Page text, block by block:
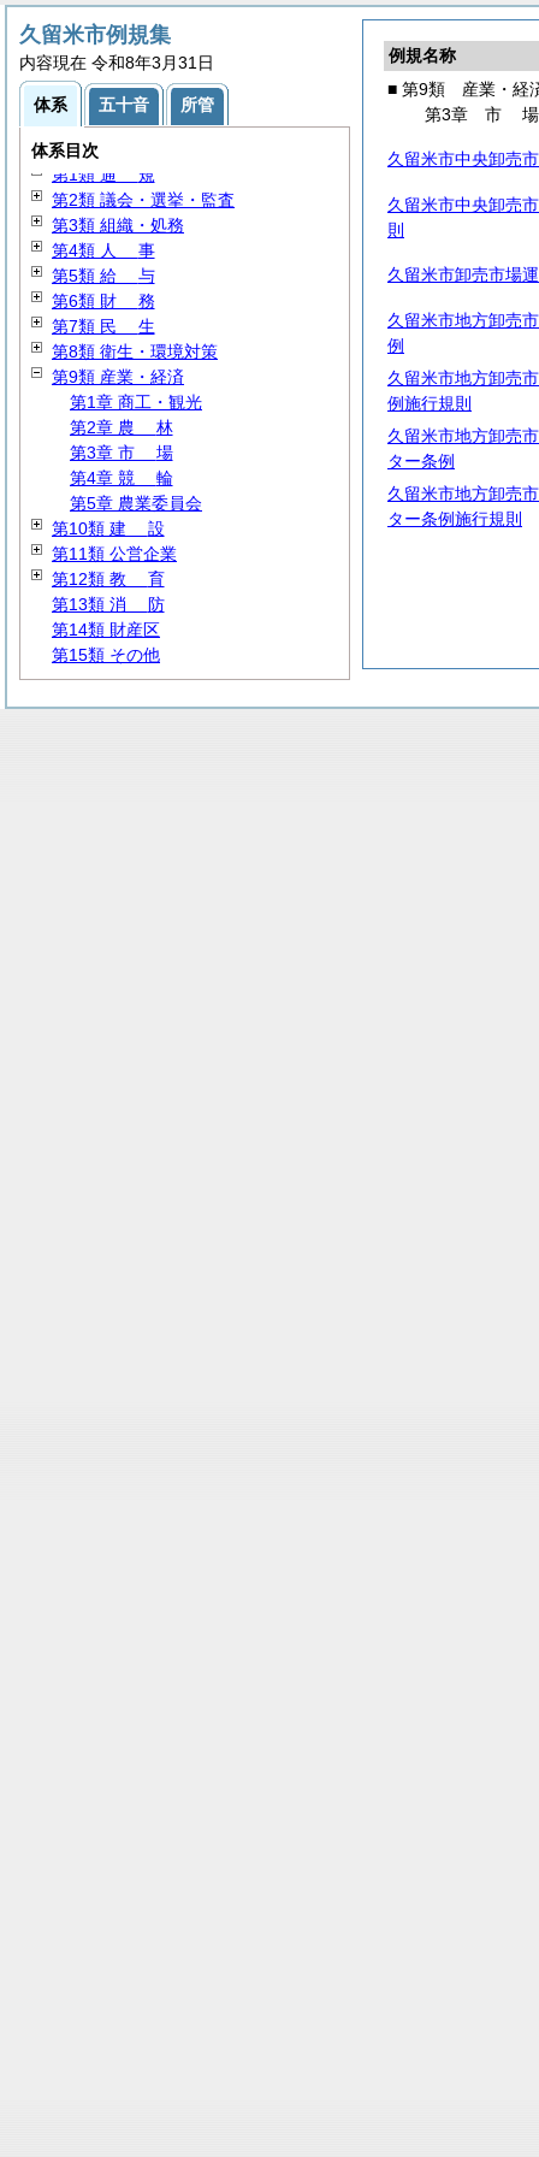
例規名称
■ 第9類 産業・経
第3章 市場
久留米市中央卸売
久留米市中央卸売
則
久留米市卸売市場
久留米市地方卸売
例
久留米市地方卸売
例施行規則
久留米市地方卸売
ター条例
久留米市地方卸売
ター条例施行規則
久留米市例規集
内容現在 令和8年3月31日
体系 五十音 所管
体系目次
第1類 通 規
第2類 議会・選挙・監査
第3類 組織・処務
第4類 人 事
第5類 給 与
第6類 財 務
第7類 民 生
第8類 衛生・環境対策
第9類 産業・経済
第1章 商工・観光
第2章 農 林
第3章 市 場
第4章 競 輪
第5章 農業委員会
第10類 建 設
第11類 公営企業
第12類 教 育
第13類 消 防
第14類 財産区
第15類 その他